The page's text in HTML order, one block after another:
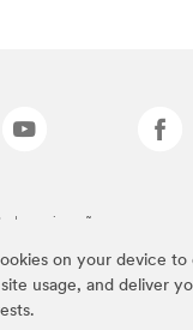
on your device to
usage, and deliver
a cima são marcas